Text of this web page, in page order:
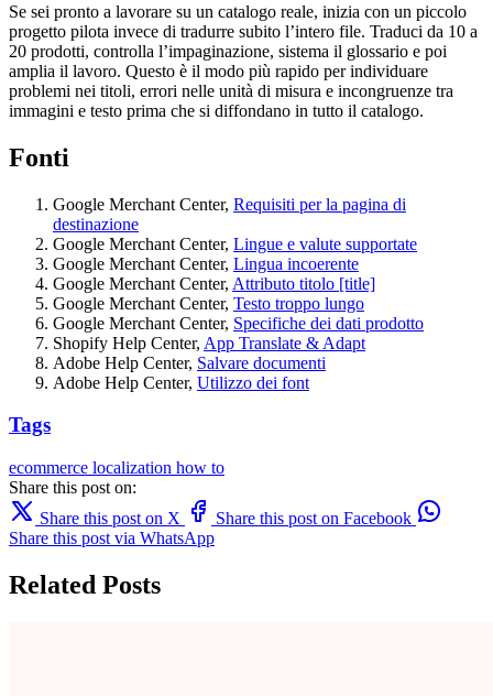
Se sei pronto a lavorare su un catalogo reale, inizia con un piccolo
progetto pilota invece di tradurre subito l’intero file. Traduci da 10 a
20 prodotti, controlla l’impaginazione, sistema il glossario e poi
amplia il lavoro. Questo è il modo più rapido per individuare
problemi nei titoli, errori nelle unità di misura e incongruenze tra
immagini e testo prima che si diffondano in tutto il catalogo.
Fonti
Google Merchant Center, Requisiti per la pagina di
destinazione
Google Merchant Center, Lingue e valute supportate
Google Merchant Center, Lingua incoerente
Google Merchant Center, Attributo titolo [title]
Google Merchant Center, Testo troppo lungo
Google Merchant Center, Specifiche dei dati prodotto
Shopify Help Center, App Translate & Adapt
Adobe Help Center, Salvare documenti
Adobe Help Center, Utilizzo dei font
Tags
ecommerce localization how to
Share this post on:
Share this post on X
Share this post on Facebook
Share this post via WhatsApp
Related Posts